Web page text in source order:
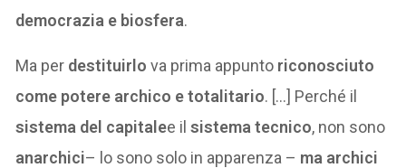
democrazia e biosfera.
Ma per destituirlo va prima appunto riconosciuto
come potere archico e totalitario. […] Perché il
sistema del capitalee ilsistema tecnico, non sono
anarchici– lo sono solo in apparenza – ma archici